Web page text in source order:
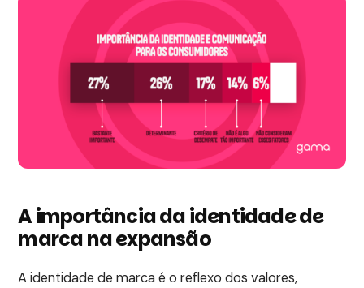
A importância da identidade de
marca na expansão
A identidade de marca é o reflexo dos valores,